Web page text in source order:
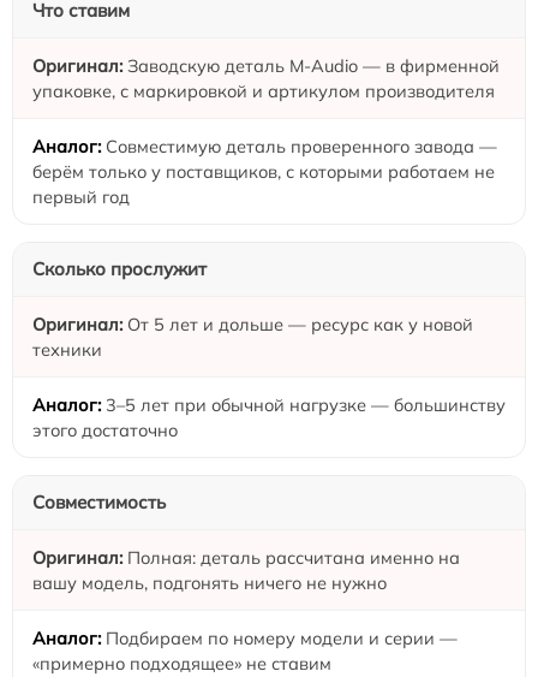
Что ставим
Заводскую деталь M-Audio — в фирменной
упаковке, с маркировкой и артикулом производителя
Совместимую деталь проверенного завода —
берём только у поставщиков, с которыми работаем не
первый год
Сколько прослужит
От 5 лет и дольше — ресурс как у новой
техники
3–5 лет при обычной нагрузке — большинству
этого достаточно
Совместимость
Полная: деталь рассчитана именно на
вашу модель, подгонять ничего не нужно
Подбираем по номеру модели и серии —
«примерно подходящее» не ставим